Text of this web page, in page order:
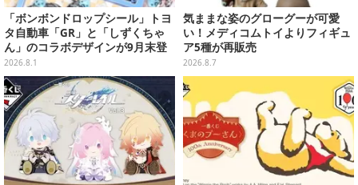
「ボンボンドロップシール」トヨ
タ自動車「GR」と「しずくちゃ
ん」のコラボデザインが9月末登
場！くま吉らも描かれた全4柄
2026.8.1
気ままな姿のグローグーが可愛
い！メディコムトイよりフィギュ
ア5種が再販売
2026.8.7